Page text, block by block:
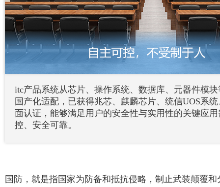
itc产品系统从芯片、操作系统、数据库、元器件模
国产化适配，已获得兆芯、麒麟芯片、统信UOS系
面认证，能够满足用户的安全性与实用性的关键应
控、安全可靠。
国防，就是指国家为防备和抵抗侵略，制止武装颠覆